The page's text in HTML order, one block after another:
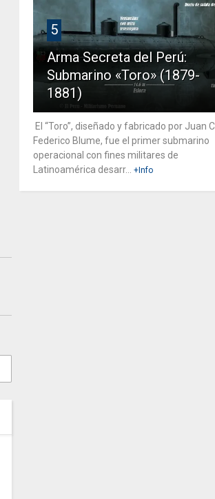
5
Arma Secreta del Perú:
Submarino «Toro» (1879-
1881)
El “Toro”, diseñado y fabricado por Juan C.
Federico Blume, fue el primer submarino
operacional con fines militares de
Latinoamérica desarr...
+Info